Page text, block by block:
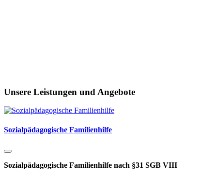
Unsere Leistungen und Angebote
Sozialpädagogische Familienhilfe
Sozialpädagogische Familienhilfe nach §31 SGB VIII